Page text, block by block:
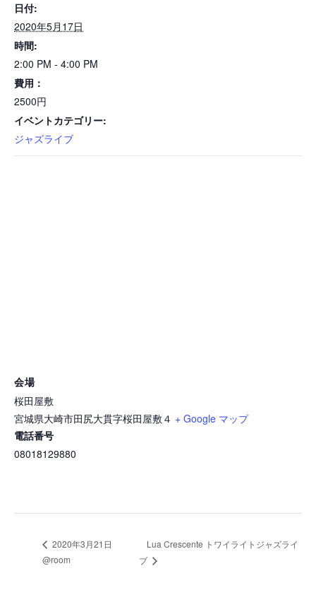
日付:
2020年5月17日
時間:
2:00 PM - 4:00 PM
費用：
2500円
イベントカテゴリー:
ジャズライブ
会場
桜田屋敷
宮城県大崎市田尻大貫字桜田屋敷４ + Google マップ
電話番号
08018129880
2020年3月21日
@room
Lua Crescente トワイライトジャズライ
ブ